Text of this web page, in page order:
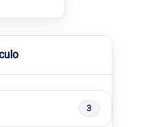
3